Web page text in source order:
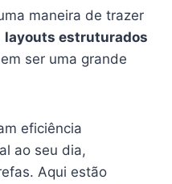
maneira de trazer
layouts estruturados
ser uma grande
eficiência
ao seu dia,
Aqui estão